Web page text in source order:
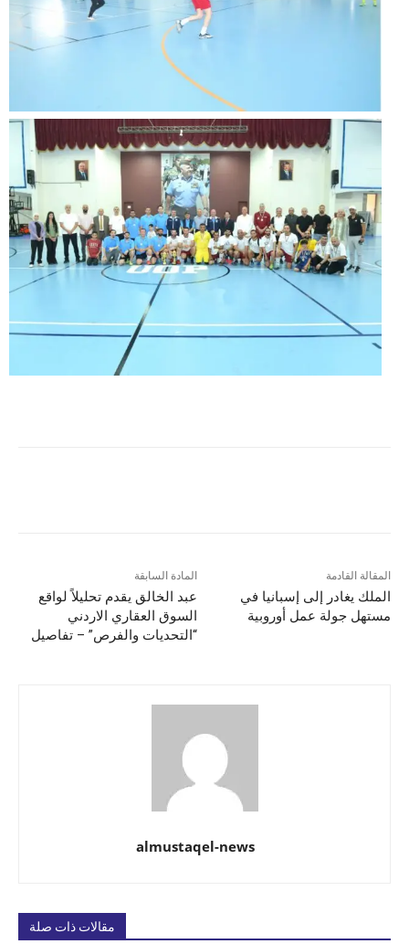
المادة السابقة
عبد الخالق يقدم تحليلاً لواقع
السوق العقاري الاردني
“التحديات والفرص” – تفاصيل
المقالة القادمة
الملك يغادر إلى إسبانيا في
مستهل جولة عمل أوروبية
almustaqel-news
مقالات ذات صلة